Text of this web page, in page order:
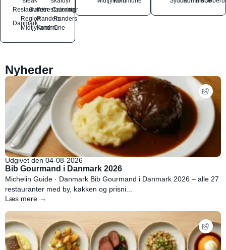
Restauranter
Buffetrestauranter
Catering
Danmark
Region
Midtjylland
Randers
Kommune
Randers
C
Nyheder
Udgivet den 04-08-2026
Bib Gourmand i Danmark 2026
Michelin Guide · Danmark Bib Gourmand i Danmark 2026 – alle 27
restauranter med by, køkken og prisni...
Læs mere →